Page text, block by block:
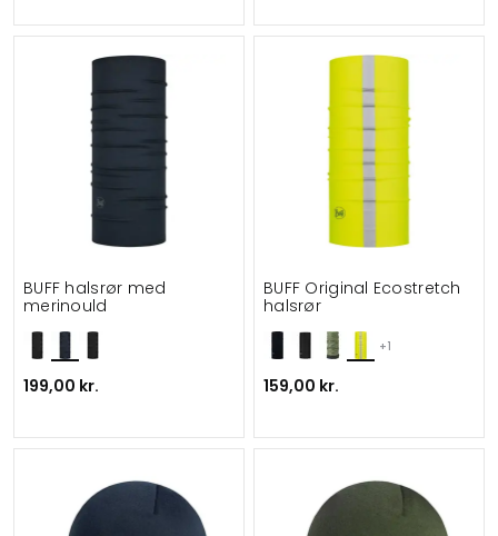
BUFF halsrør med
merinould
199,00 kr.
+1
BUFF Original Ecostretch
halsrør
159,00 kr.